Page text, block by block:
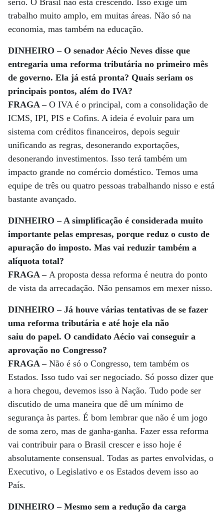
sério. O Brasil não está crescendo. Isso exige um
trabalho muito amplo, em muitas áreas. Não só na
economia, mas também na educação.
DINHEIRO – O senador Aécio Neves disse que
entregaria uma reforma tributária no primeiro mês
de governo. Ela já está pronta? Quais seriam os
principais pontos, além do IVA?
FRAGA –O IVA é o principal, com a consolidação de
ICMS, IPI, PIS e Cofins. A ideia é evoluir para um
sistema com créditos financeiros, depois seguir
unificando as regras, desonerando exportações,
desonerando investimentos. Isso terá também um
impacto grande no comércio doméstico. Temos uma
equipe de três ou quatro pessoas trabalhando nisso e está
bastante avançado.
DINHEIRO – A simplificação é considerada muito
importante pelas empresas, porque reduz o custo de
apuração do imposto. Mas vai reduzir também a
alíquota total?
FRAGA – A proposta dessa reforma é neutra do ponto
de vista da arrecadação. Não pensamos em mexer nisso.
DINHEIRO – Já houve várias tentativas de se fazer
uma reforma tributária e até hoje ela não
saiu do papel. O candidato Aécio vai conseguir a
aprovação no Congresso?
FRAGA –Não é só o Congresso, tem também os
Estados. Isso tudo vai ser negociado. Só posso dizer que
a hora chegou, devemos isso à Nação. Tudo pode ser
discutido de uma maneira que dê um mínimo de
segurança às partes. É bom lembrar que não é um jogo
de soma zero, mas de ganha-ganha. Fazer essa reforma
vai contribuir para o Brasil crescer e isso hoje é
absolutamente consensual. Todas as partes envolvidas, o
Executivo, o Legislativo e os Estados devem isso ao
País.
DINHEIRO – Mesmo sem a redução da carga